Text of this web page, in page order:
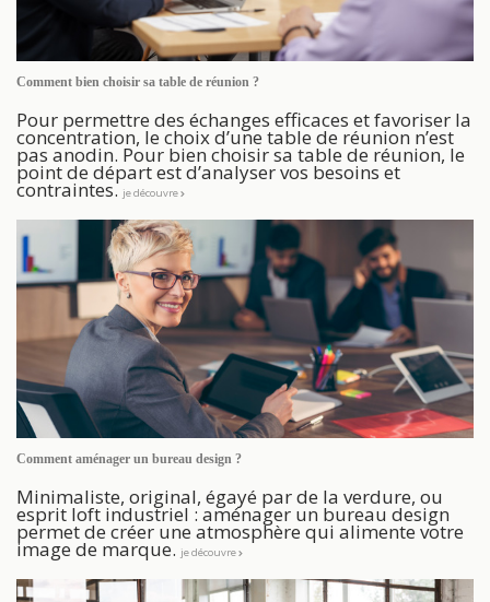
Comment bien choisir sa table de réunion ?
Pour permettre des échanges efficaces et favoriser la
concentration, le choix d’une table de réunion n’est
pas anodin. Pour bien choisir sa table de réunion, le
point de départ est d’analyser vos besoins et
contraintes. je découvre
Comment aménager un bureau design ?
Minimaliste, original, égayé par de la verdure, ou
esprit loft industriel : aménager un bureau design
permet de créer une atmosphère qui alimente votre
image de marque. je découvre